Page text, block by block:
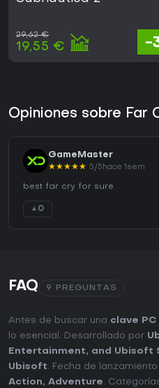
29,62 €
19,55 € -
Opiniones sobre Far
GameMaster
★★★★★ 5/5hace 1sem
best far cry for sure
▲ 0
FAQ 9 PREGUNTAS
Antes de buscar una clave
lo esencial. Desarrollado por
Entertainment, and Ubisoft
Ubisoft. Fecha de lanzamiento
Action, Adventure.